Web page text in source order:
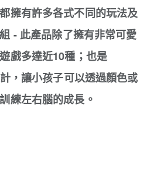
擁有許多各式不同的玩法及
- 此產品除了擁有非常可愛
戲多達近10種；也是
，讓小孩子可以透過顏色或
練左右腦的成長。